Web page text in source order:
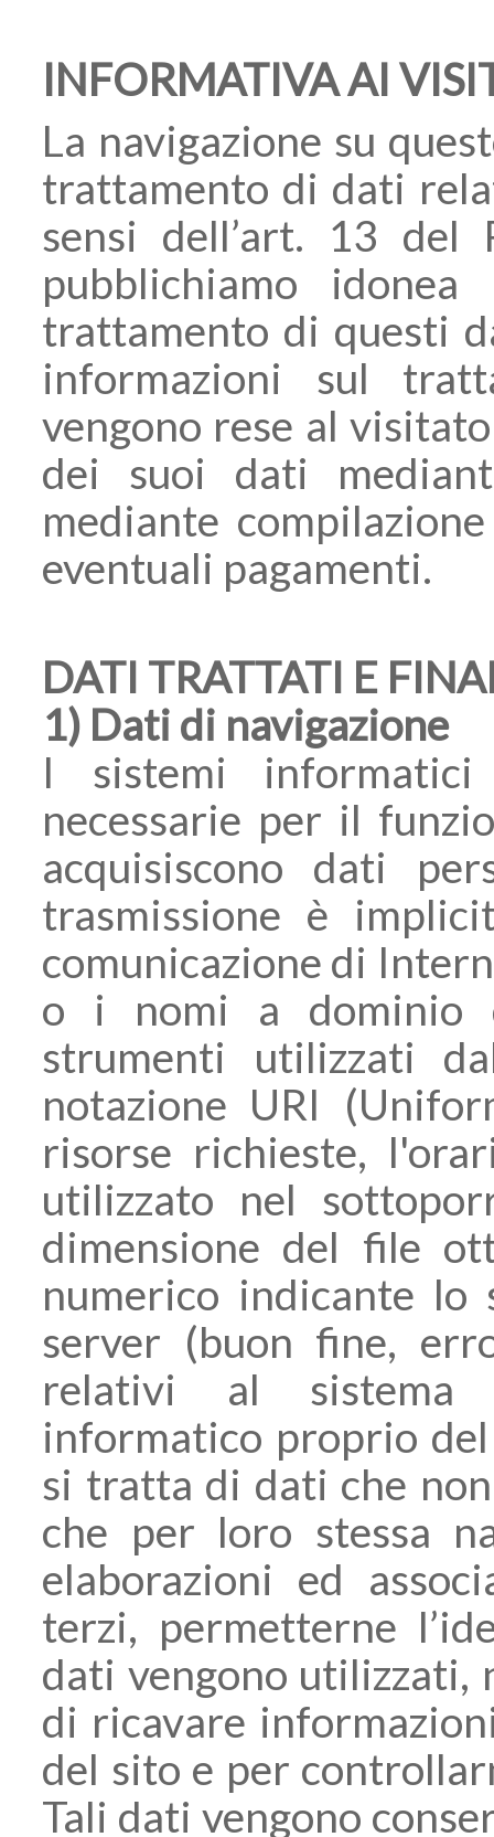
INFORMATIVA AI
La navigazione su
trattamento di dati
sensi dell’art. 13 del
pubblichiamo
trattamento di questi
informazioni sul
vengono rese al
dei suoi dati
mediante
eventuali pagamenti.
DATI TRATTATI E
1) Dati di navigazione
I sistemi
necessarie per il
acquisiscono dati
trasmissione è
comunicazione di
o i nomi a dominio
strumenti utilizzati
notazione URI
risorse richieste,
utilizzato nel
dimensione del file
numerico indicante lo
server (buon fine,
relativi al sistema
informatico proprio
si tratta di dati che
che per loro stessa
elaborazioni ed
terzi, permetterne
dati vengono utilizzati,
di ricavare
del sito e per
Tali dati vengono